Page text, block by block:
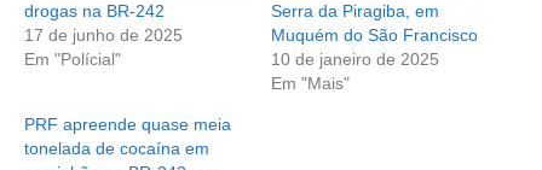
drogas na BR-242
17 de junho de 2025
Em "Polícial"
Serra da Piragiba, em
Muquém do São Francisco
10 de janeiro de 2025
Em "Mais"
PRF apreende quase meia
tonelada de cocaína em